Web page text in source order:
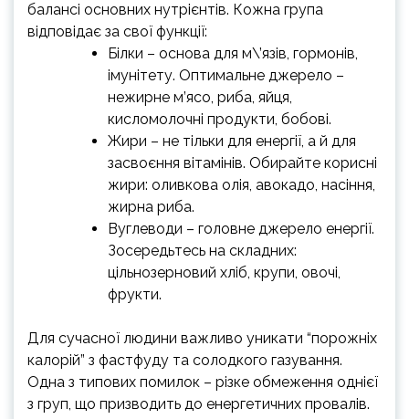
балансі основних нутрієнтів. Кожна група
відповідає за свої функції:
Білки – основа для м\’язів, гормонів,
імунітету. Оптимальне джерело –
нежирне м’ясо, риба, яйця,
кисломолочні продукти, бобові.
Жири – не тільки для енергії, а й для
засвоєння вітамінів. Обирайте корисні
жири: оливкова олія, авокадо, насіння,
жирна риба.
Вуглеводи – головне джерело енергії.
Зосередьтесь на складних:
цільнозерновий хліб, крупи, овочі,
фрукти.
Для сучасної людини важливо уникати “порожніх
калорій” з фастфуду та солодкого газування.
Одна з типових помилок – різке обмеження однієї
з груп, що призводить до енергетичних провалів.